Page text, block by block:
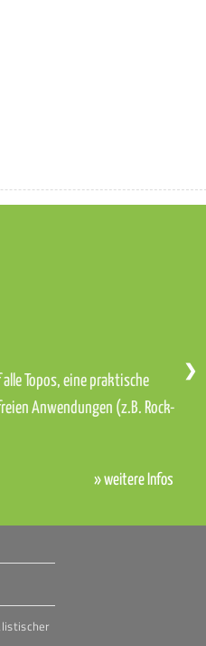
Topos, eine praktische
Anwendungen (z.B. Rock-
» weitere Infos
❯